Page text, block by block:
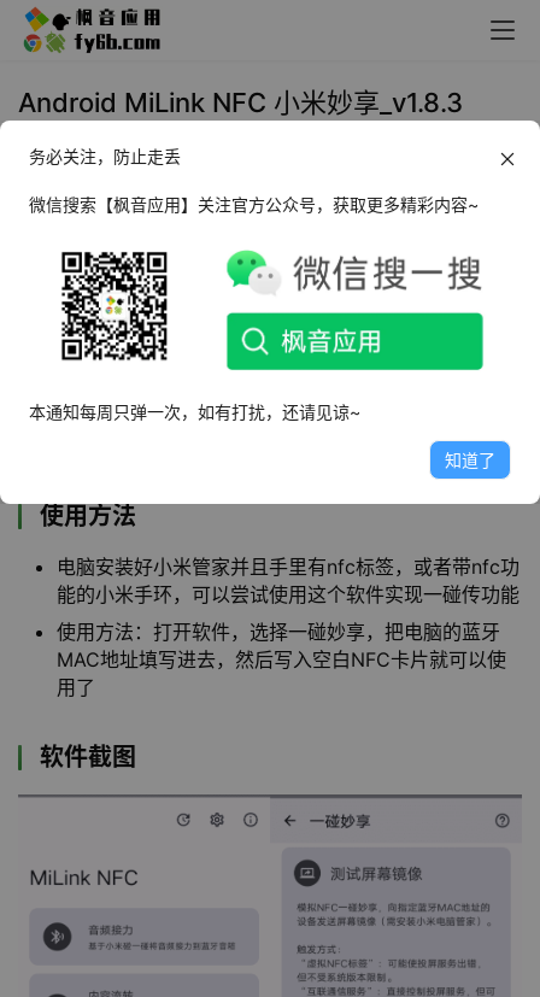
Android MiLink NFC 小米妙享_v1.8.3
2025年1月23日 10:44 生活相关
软件介绍
MiLink NFC是一种使用NFC（近场通信）技术实现的无线
通信方式，通常用于小米（Mi）设备之间或小米设备与其他
支持NFC的设备之间的数据交换。如果你想制作或使用
使用方法
电脑安装好小米管家并且手里有nfc标签，或者带nfc功
能的小米手环，可以尝试使用这个软件实现一碰传功能
使用方法：打开软件，选择一碰妙享，把电脑的蓝牙
MAC地址填写进去，然后写入空白NFC卡片就可以使
用了
软件截图
务必关注，防止走丢
微信搜索【枫音应用】关注官方公众号，获取更多精彩内容~
本通知每周只弹一次，如有打扰，还请见谅~
知道了